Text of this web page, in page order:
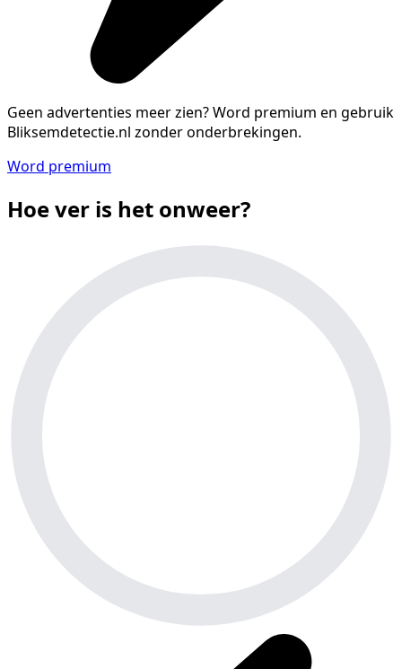
Geen advertenties meer zien?Word premium en gebruik
Bliksemdetectie.nl zonder onderbrekingen.
Word premium
Hoe ver is het onweer?